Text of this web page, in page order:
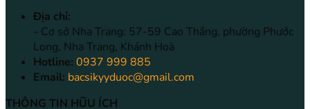
Địa chỉ:
- Cơ sở Nha Trang: 57-59 Cao Thắng, phường Phước
Long, Nha Trang, Khánh Hoà
Hotline: 0937 999 885
Email: bacsikyyduoc@gmail.com
THÔNG TIN HŨU ÍCH